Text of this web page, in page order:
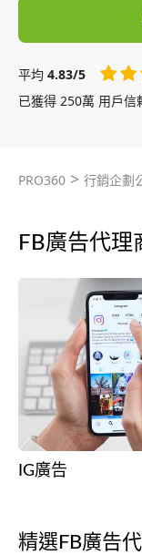
平均 4.83/5
已獲得 250萬 用戶信
PRO360 > 行銷企劃
FB廣告代理
IG廣告
精選FB廣告